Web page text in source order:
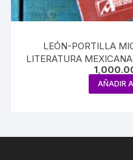
LEÓN-PORTILLA
LITERATURA
AÑADIR